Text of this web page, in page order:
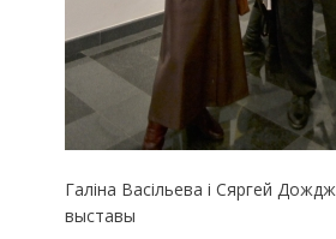
Галіна Васільева і Сяргей
выставы